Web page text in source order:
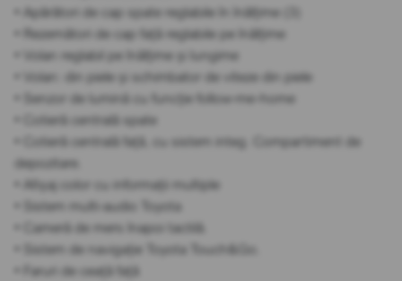
• Apărători de cap spate reglabile în înălțime (3)
• Rezemători de cap față reglabile pe înălțime
• Volan reglabil pe înălțime și lungime
• Volan: din piele și schimbator de viteze din piele
• Senzor de lumină cu funcție follow-me-home
• Cotieră centrală spate
• Cotieră centrală față, cu sistem integ. Compartiment de
depozitare.
• Afișaj color cu informații multiple
• Sistem multi-audio Toyota
• Cameră de mers înapoi tactilă.
• Sistem de navigație Toyota Touch&Go.
• Faruri de ceață față